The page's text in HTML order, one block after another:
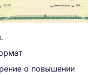
о повышении